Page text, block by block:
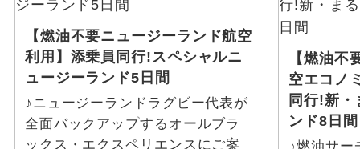
【燃油不要ニュージーランド航空
利用】添乗員同行!スペシャルニ
ュージーランド5日間
♪ニュージーランドラグビー代表が
全面バックアップするオールブラ
ックス・エクスペリエンスにご案
【燃油不
空エコノ
同行!新
ンド8日間